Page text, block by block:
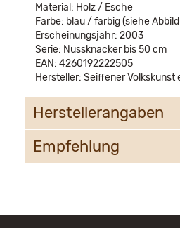
Material: Holz / Esche
Farbe: blau / farbig (siehe
Erscheinungsjahr: 2003
Serie: Nussknacker bis 50 cm
EAN: 4260192222505
Hersteller: Seiffener Volkskunst
Herstellerangaben
Seiffener Volkskunst eG
Empfehlung